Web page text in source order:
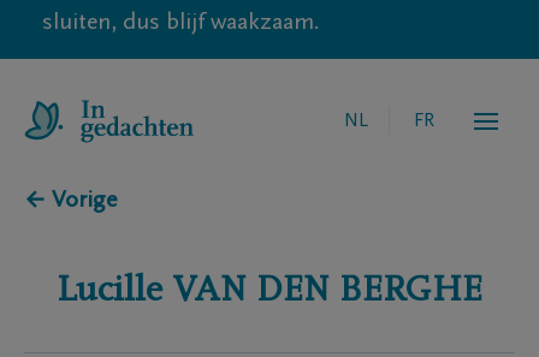
sluiten, dus blijf waakzaam.
NL FR
← Vorige
Lucille VAN DEN BERGHE